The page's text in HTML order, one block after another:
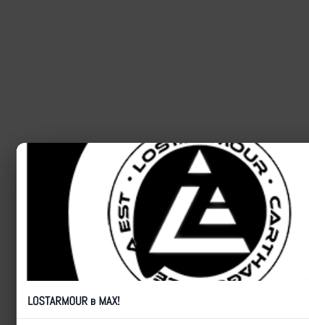
LOSTARMOUR в MAX!